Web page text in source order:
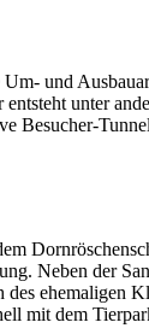
Um- und
unter
Besucher-
Neben der
ehemaligen
mit dem